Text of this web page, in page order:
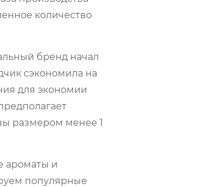
количество
бренд начал
сэкономила на
для экономии
размером менее 1
ароматы и
популярные